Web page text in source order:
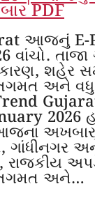
PDF
આજનું E-
વાંચો.
શહેર
અને
ગાંધીનગર
રાજકીય
અને…